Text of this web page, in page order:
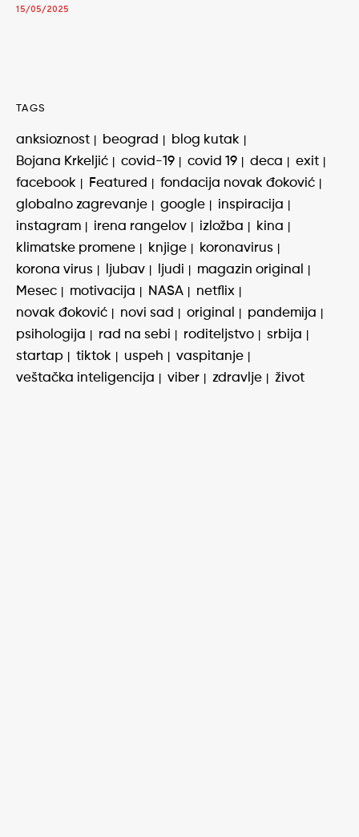
15/05/2025
TAGS
anksioznost beograd
blog kutak
Bojana Krkeljić
covid-19 covid 19 deca
exit
facebook
Featured
fondacija novak đoković
globalno zagrevanje
google
inspiracija
instagram
irena rangelov izložba
kina
klimatske promene
knjige
koronavirus
korona virus
ljubav ljudi
magazin original
Mesec
motivacija NASA
netflix
novak đoković
novi sad original
pandemija
psihologija
rad na sebi roditeljstvo
srbija
startap
tiktok uspeh
vaspitanje
veštačka inteligencija
viber zdravlje život